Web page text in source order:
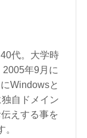
代。大学時
年9月に
Windowsと
自ドメイン
えする事を